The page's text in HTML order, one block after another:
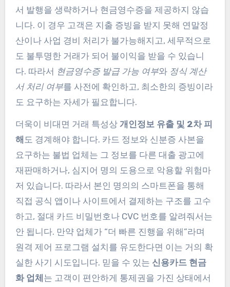
서 발행을 생략하거나 현금영수증을 제공하지 않습
니다. 이 경우 고객은 지출 증빙을 받지 못해 연말정
산이나 사업 경비 처리가 불가능해지고, 세무적으로
도 불투명한 거래가 되어 불이익을 받을 수 있습니
다. 따라서 현금영수증 발급 가능 여부와 정식 계산
서 처리 여부를 사전에 확인하고, 최소한의 증빙이라
도 요구하는 자세가 필요합니다.
더욱이 비대면 거래 특성상 개인정보 유출 및 2차 피
해 도 경계해야 합니다. 카드 정보와 신분증 사본을
요구하는 불법 업체는 그 정보를 다른 대출 광고에
재판매하거나, 심지어 명의 도용으로 악용할 위험마
저 있습니다. 따라서 본인 명의의 스마트폰을 통해
직접 공식 앱이나 사이트에서 결제하는 구조를 고수
하고, 절대 카드 비밀번호나 CVC 번호를 알려줘서는
안 됩니다. 만약 업체가 “더 빠른 진행을 위해”라며
원격 제어 프로그램 설치를 유도한다면 이는 거의 확
실한 사기 시도입니다. 믿을 수 있는 신용카드 현금
화 업체는 고객이 편안하게 통제권을 가진 상태에서